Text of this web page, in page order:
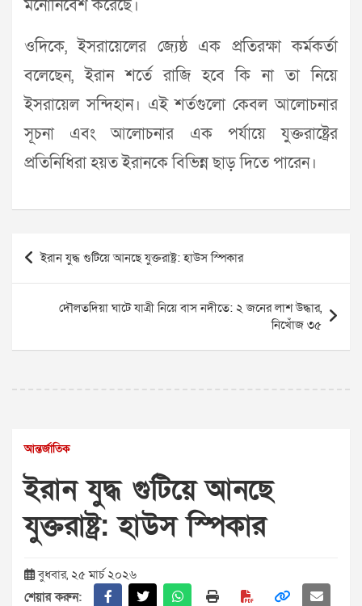
মনোনিবেশ করেছে।
ওদিকে, ইসরায়েলের জ্যেষ্ঠ এক প্রতিরক্ষা কর্মকর্তা
বলেছেন, ইরান শর্তে রাজি হবে কি না তা নিয়ে
ইসরায়েল সন্দিহান। এই শর্তগুলো কেবল আলোচনার
সূচনা এবং আলোচনার এক পর্যায়ে যুক্তরাষ্ট্রের
প্রতিনিধিরা হয়ত ইরানকে বিভিন্ন ছাড় দিতে পারেন।
Post
navigation
ইরান যুদ্ধ গুটিয়ে আনছে যুক্তরাষ্ট্র: হাউস স্পিকার
দৌলতদিয়া ঘাটে যাত্রী নিয়ে বাস নদীতে: ২ জনের লাশ উদ্ধার,
নিখোঁজ ৩৫
আন্তর্জাতিক
ইরান যুদ্ধ গুটিয়ে আনছে
যুক্তরাষ্ট্র: হাউস স্পিকার
বুধবার, ২৫ মার্চ ২০২৬
শেয়ার করুন: